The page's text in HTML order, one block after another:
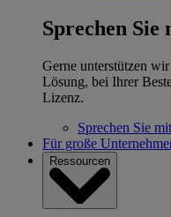
Sprechen Sie
Gerne unterstützen
Lösung, bei Ihrer
Lizenz.
Sprechen Sie
Für große
Ressourcen